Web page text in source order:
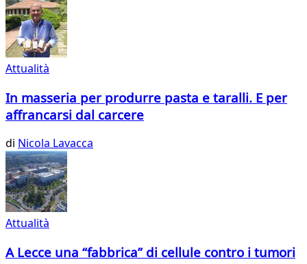
Attualità
In masseria per produrre pasta e taralli. E per
affrancarsi dal carcere
di Nicola Lavacca
Attualità
A Lecce una “fabbrica” di cellule contro i tumori